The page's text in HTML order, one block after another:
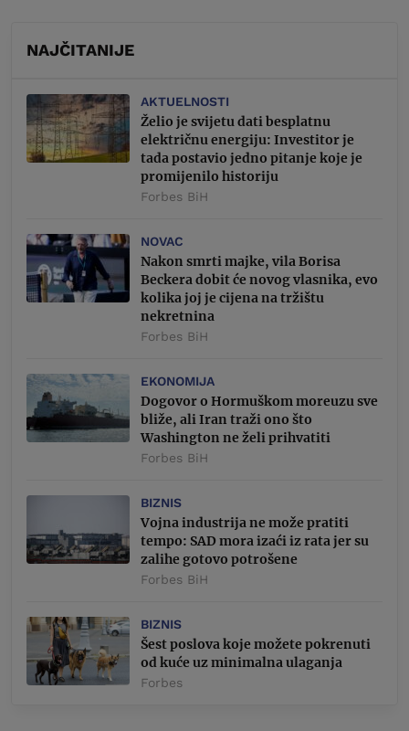
NAJČITANIJE
AKTUELNOSTI
Želio je svijetu dati besplatnu
električnu energiju: Investitor je
tada postavio jedno pitanje koje je
promijenilo historiju
Forbes BiH
NOVAC
Nakon smrti majke, vila Borisa
Beckera dobit će novog vlasnika, evo
kolika joj je cijena na tržištu
nekretnina
Forbes BiH
EKONOMIJA
Dogovor o Hormuškom moreuzu sve
bliže, ali Iran traži ono što
Washington ne želi prihvatiti
Forbes BiH
BIZNIS
Vojna industrija ne može pratiti
tempo: SAD mora izaći iz rata jer su
zalihe gotovo potrošene
Forbes BiH
BIZNIS
Šest poslova koje možete pokrenuti
od kuće uz minimalna ulaganja
Forbes